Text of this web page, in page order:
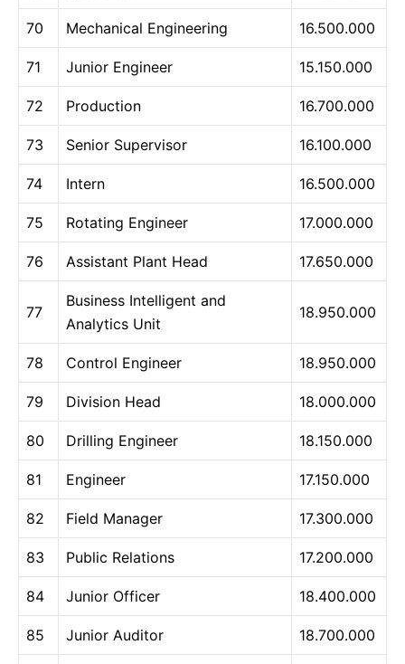
70 Mechanical Engineering 16.500.000
71 Junior Engineer 15.150.000
72 Production 16.700.000
73 Senior Supervisor 16.100.000
74 Intern 16.500.000
75 Rotating Engineer 17.000.000
76 Assistant Plant Head 17.650.000
77
Business Intelligent and
Analytics Unit
18.950.000
78 Control Engineer 18.950.000
79 Division Head 18.000.000
80 Drilling Engineer 18.150.000
81 Engineer 17.150.000
82 Field Manager 17.300.000
83 Public Relations 17.200.000
84 Junior Officer 18.400.000
85 Junior Auditor 18.700.000